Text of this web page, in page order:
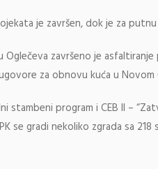
je završen, dok je za
Oglečeva završeno je
za obnovu kuća u Novom
stambeni program i CEB II –
se gradi nekoliko zgrada sa